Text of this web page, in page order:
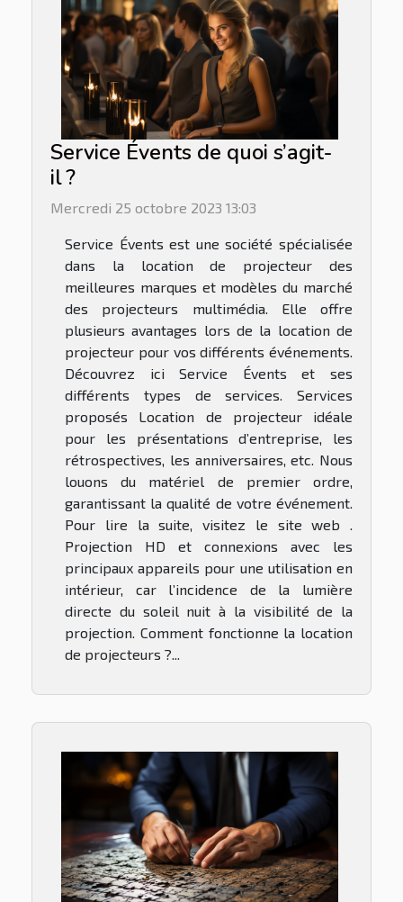
Service Évents de quoi s’agit-
il ?
Mercredi 25 octobre 2023 13:03
Service Évents est une société spécialisée
dans la location de projecteur des
meilleures marques et modèles du marché
des projecteurs multimédia. Elle offre
plusieurs avantages lors de la location de
projecteur pour vos différents événements.
Découvrez ici Service Évents et ses
différents types de services. Services
proposés Location de projecteur idéale
pour les présentations d’entreprise, les
rétrospectives, les anniversaires, etc. Nous
louons du matériel de premier ordre,
garantissant la qualité de votre événement.
Pour lire la suite, visitez le site web .
Projection HD et connexions avec les
principaux appareils pour une utilisation en
intérieur, car l’incidence de la lumière
directe du soleil nuit à la visibilité de la
projection. Comment fonctionne la location
de projecteurs ?...